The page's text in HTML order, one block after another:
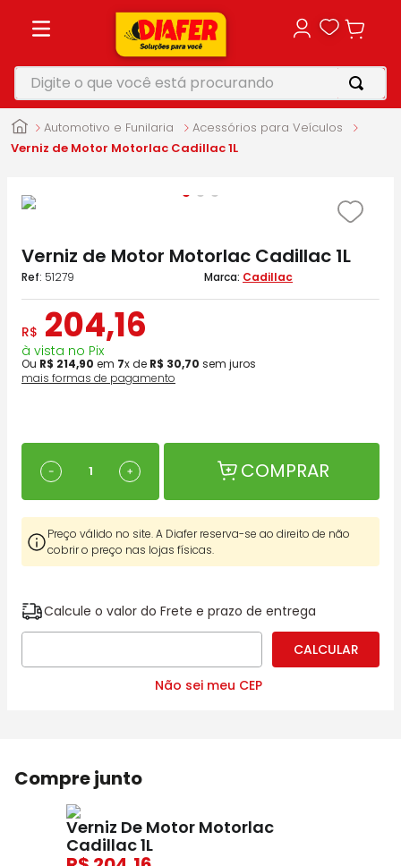
Digite o que você está procurando
Automotivo e Funilaria
Acessórios para Veículos
Verniz de Motor Motorlac Cadillac 1L
Verniz de Motor Motorlac Cadillac 1L
: 51279 Cadillac
R$ 204,16
à vista no Pix
Ou R$ 214,90 em 7x de R$ 30,70 sem juros
mais formas de pagamento
＋
－ COMPRAR
Preço válido no site. A Diafer reserva-se ao direito de não
cobrir o preço nas lojas físicas.
Calcule o valor do Frete e prazo de entrega
Não sei meu CEP
Compre junto
Verniz De Motor Motorlac
Cadillac 1L
1º
motosserra
5 º furadeira